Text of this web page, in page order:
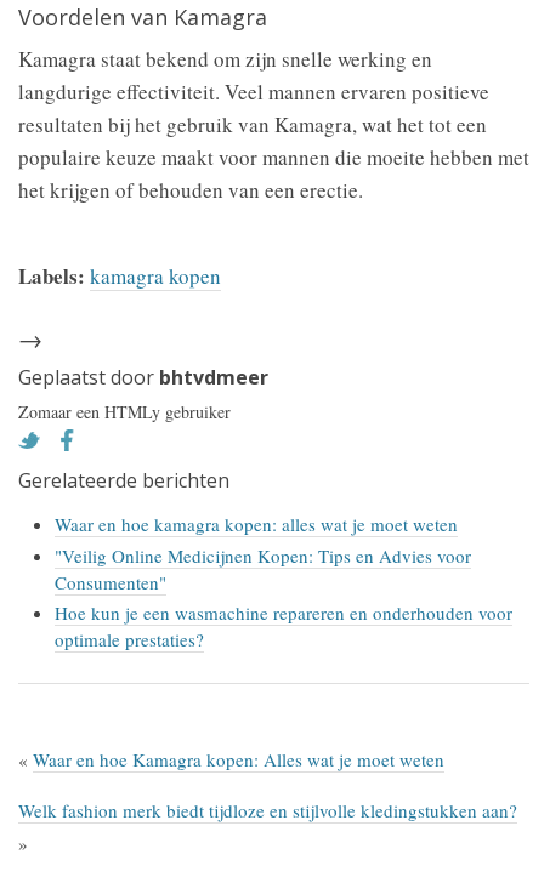
Voordelen van Kamagra
Kamagra staat bekend om zijn snelle werking en
langdurige effectiviteit. Veel mannen ervaren positieve
resultaten bij het gebruik van Kamagra, wat het tot een
populaire keuze maakt voor mannen die moeite hebben met
het krijgen of behouden van een erectie.
Labels: kamagra kopen
→
Geplaatst door bhtvdmeer
Zomaar een HTMLy gebruiker
Gerelateerde berichten
Waar en hoe kamagra kopen: alles wat je moet weten
"Veilig Online Medicijnen Kopen: Tips en Advies voor
Consumenten"
Hoe kun je een wasmachine repareren en onderhouden voor
optimale prestaties?
« Waar en hoe Kamagra kopen: Alles wat je moet weten
Welk fashion merk biedt tijdloze en stijlvolle kledingstukken aan?
»